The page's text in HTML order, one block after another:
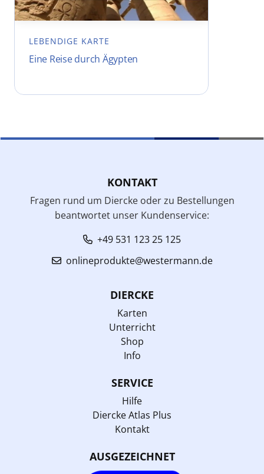
LEBENDIGE KARTE
Eine Reise durch Ägypten
KONTAKT
Fragen rund um Diercke oder zu Bestellungen
beantwortet unser Kundenservice:
+49 531 123 25 125
onlineprodukte@westermann.de
DIERCKE
Karten
Unterricht
Shop
Info
SERVICE
Hilfe
Diercke Atlas Plus
Kontakt
AUSGEZEICHNET